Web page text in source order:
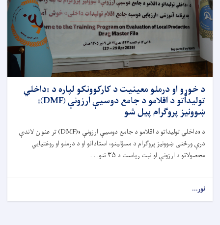
د خوړو او درملو معینیت د کارکوونکو لپاره د «داخلي
تولیداتو د اقلامو د جامع دوسیې ارزونې (DMF)»
ښوونیز پروګرام پیل شو
د «داخلي تولیداتو د اقلامو د جامع دوسیې ارزونې (DMF)»تر عنوان لاندې
درې ورځنی ښوونیز پروګرام د مسؤلینو، استادانو او د درملو او روغتیايي
محصولاتو د ارزونې او ثبت ریاست د ۳۵تنو. . .
نور...